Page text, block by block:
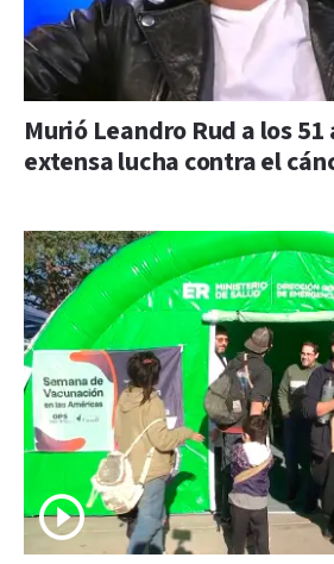
Murió Leandro Rud a los 51
extensa lucha contra el